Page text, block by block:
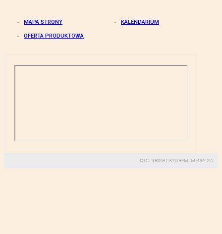
MAPA STRONY KALENDARIUM
OFERTA PRODUKTOWA
© COPYRIGHT BY GREMI MEDIA SA